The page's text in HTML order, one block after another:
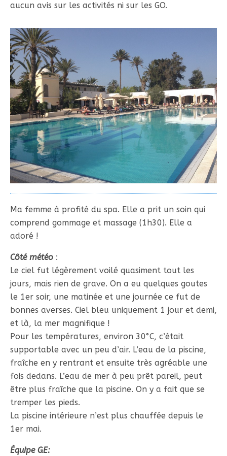
aucun avis sur les activités ni sur les GO.
Ma femme à profité du spa. Elle a prit un soin qui
comprend gommage et massage (1h30). Elle a
adoré !
Côté météo :
Le ciel fut légèrement voilé quasiment tout les
jours, mais rien de grave. On a eu quelques goutes
le 1er soir, une matinée et une journée ce fut de
bonnes averses. Ciel bleu uniquement 1 jour et demi,
et là, la mer magnifique !
Pour les températures, environ 30°C, c’était
supportable avec un peu d’air. L’eau de la piscine,
fraîche en y rentrant et ensuite très agréable une
fois dedans. L’eau de mer à peu prêt pareil, peut
être plus fraîche que la piscine. On y a fait que se
tremper les pieds.
La piscine intérieure n’est plus chauffée depuis le
1er mai.
Équipe GE: